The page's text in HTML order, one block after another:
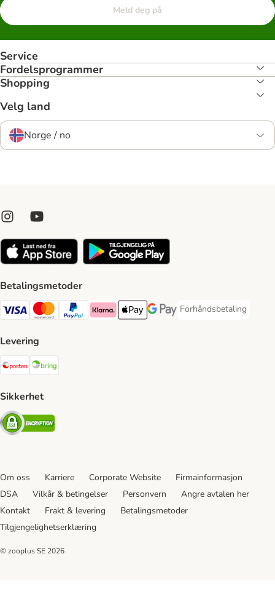
Meld deg på
Service
Fordelsprogrammer
Shopping
Velg land
Norge / no
Betalingsmetoder
Visa Payment Method
Mastercard Payment Method
PayPal Payment Method
Klarna Payment Method
Apple Pay Payment Method
Google Pay Payment Method
Forhåndsbetaling
Forhåndsbetaling
Levering
Posten Shipping Method
Sikkerhet
Security
Om oss Karriere Corporate Website
Firmainformasjon
DSA
Vilkår & betingelser Personvern
Angre avtalen her
Kontakt
Frakt & levering
Betalingsmetoder
Tilgjengelighetserklæring
© zooplus SE 2026